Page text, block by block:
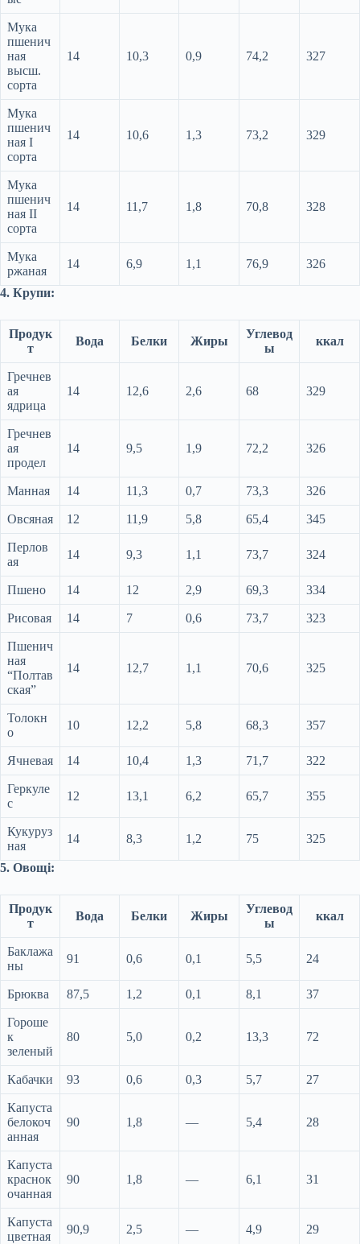
Мука
пшенич
ная
высш.
сорта
14 10,3 0,9 74,2 327
Мука
пшенич
ная I
сорта
14 10,6 1,3 73,2 329
Мука
пшенич
ная II
сорта
14 11,7 1,8 70,8 328
Мука
ржаная
14 6,9 1,1 76,9 326
4. Крупи:
Продук
т
Вода Белки Жиры
Углевод
ы
ккал
Гречнев
ая
ядрица
14 12,6 2,6 68 329
Гречнев
ая
продел
14 9,5 1,9 72,2 326
Манная 14 11,3 0,7 73,3 326
Овсяная 12 11,9 5,8 65,4 345
Перлов
ая
14 9,3 1,1 73,7 324
Пшено 14 12 2,9 69,3 334
Рисовая 14 7 0,6 73,7 323
Пшенич
ная
“Полтав
ская”
14 12,7 1,1 70,6 325
Толокн
о
10 12,2 5,8 68,3 357
Ячневая 14 10,4 1,3 71,7 322
Геркуле
с
12 13,1 6,2 65,7 355
Кукуруз
ная
14 8,3 1,2 75 325
5. Овощі:
Продук
т
Вода Белки Жиры
Углевод
ы
ккал
Баклажа
ны
91 0,6 0,1 5,5 24
Брюква 87,5 1,2 0,1 8,1 37
Гороше
к
зеленый
80 5,0 0,2 13,3 72
Кабачки 93 0,6 0,3 5,7 27
Капуста
белокоч
анная
90 1,8 — 5,4 28
Капуста
краснок
очанная
90 1,8 — 6,1 31
Капуста
цветная
90,9 2,5 — 4,9 29